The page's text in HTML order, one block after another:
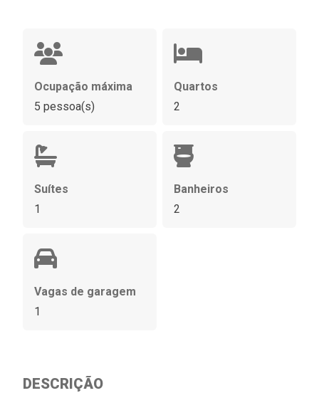
Ocupação máxima
5 pessoa(s)
Quartos
2
Suítes
1
Banheiros
2
Vagas de garagem
1
DESCRIÇÃO